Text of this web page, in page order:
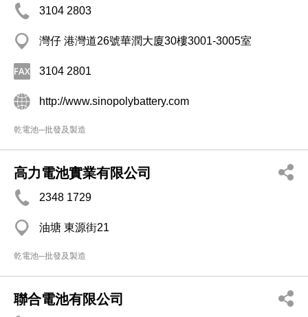
3104 2803
灣仔 港灣道26號華潤大廈30樓3001-3005室
3104 2801
http://www.sinopolybattery.com
乾電池─批發及製造
高力電池實業有限公司
2348 1729
油塘 東源街21
乾電池─批發及製造
聯合電池有限公司